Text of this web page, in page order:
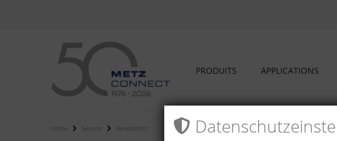
PRODUITS APPLICATIONS
Home Service Newsletter